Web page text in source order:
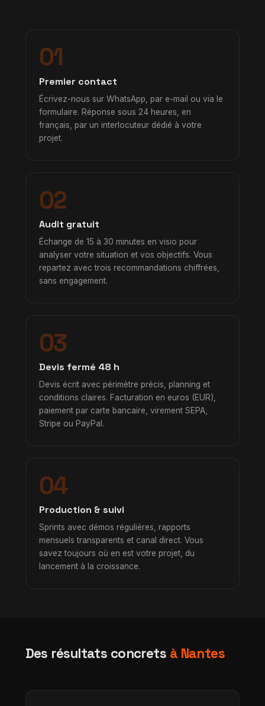
01
Premier contact
Écrivez-nous sur WhatsApp, par e-mail ou via le
formulaire. Réponse sous 24 heures, en
français, par un interlocuteur dédié à votre
projet.
02
Audit gratuit
Échange de 15 à 30 minutes en visio pour
analyser votre situation et vos objectifs. Vous
repartez avec trois recommandations chiffrées,
sans engagement.
03
Devis fermé 48 h
Devis écrit avec périmètre précis, planning et
conditions claires. Facturation en euros (EUR),
paiement par carte bancaire, virement SEPA,
Stripe ou PayPal.
04
Production & suivi
Sprints avec démos régulières, rapports
mensuels transparents et canal direct. Vous
savez toujours où en est votre projet, du
lancement à la croissance.
Des résultats concrets à Nantes